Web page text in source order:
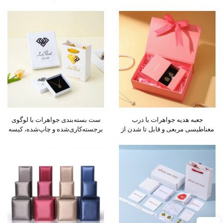
زیپ، کارت تشکر و بسته‌بندی با
لوگوی سفارشی
جعبه هدیه جواهرات با درب
مغناطیسی مربعی و قابل تا شدن از
شخصی‌سازی‌شده به رنگ صورتی،
حلقه‌ها و گردنبندها
ست بسته‌بندی جواهرات با لوگوی
برجسته‌کاری‌شده و چاپ‌شده، کیسه